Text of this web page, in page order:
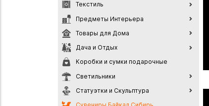
Текстиль
Предметы Интерьера
Товары для Дома
Дача и Отдых
Коробки и сумки подарочные
Светильники
Статуэтки и Скульптура